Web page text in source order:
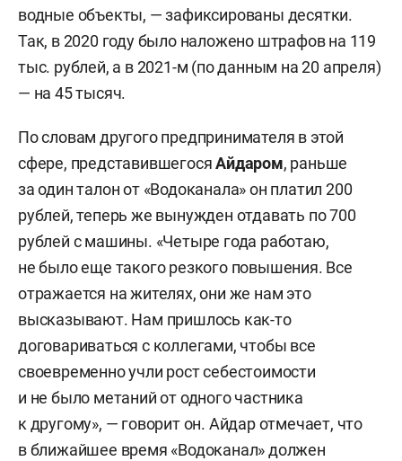
водные объекты, — зафиксированы десятки.
Так, в 2020 году было наложено штрафов на 119
тыс. рублей, а в 2021-м (по данным на 20 апреля)
— на 45 тысяч.
По словам другого предпринимателя в этой
сфере, представившегосяАйдаром, раньше
за один талон от «Водоканала» он платил 200
рублей, теперь же вынужден отдавать по 700
рублей с машины. «Четыре года работаю,
не было еще такого резкого повышения. Все
отражается на жителях, они же нам это
высказывают. Нам пришлось как-то
договариваться с коллегами, чтобы все
своевременно учли рост себестоимости
и не было метаний от одного частника
к другому», — говорит он. Айдар отмечает, что
в ближайшее время «Водоканал» должен